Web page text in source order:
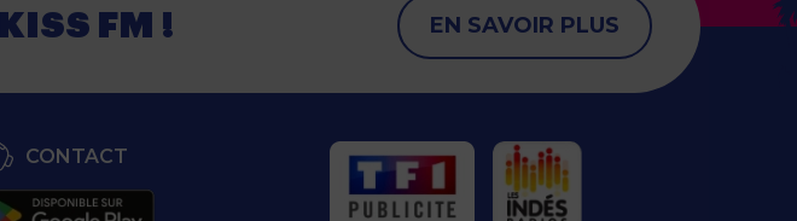
KISS FM ! EN SAVOIR PLUS
CONTACT